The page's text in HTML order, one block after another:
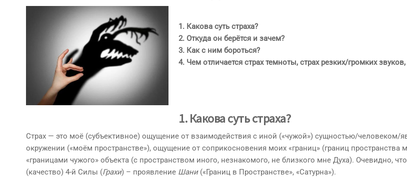
1. Какова суть страха?
2. Откуда он берётся и зачем?
3. Как с ним бороться?
4. Чем отличается страх темноты, страх резких/громких звуков,
1.Какова суть страха?
Страх — это моё (субъективное) ощущение от взаимодействия с иной («чужой») сущностью/человеком/
окружении («моём пространстве»), ощущение от соприкосновения моих «границ» (границ пространства
«границами чужого» объекта (с пространством иного, незнакомого, не близкого мне Духа). Очевидно,
(качество) 4-й Силы (Грахи) – проявление Шани(«Границ в Пространстве», «Сатурна»).